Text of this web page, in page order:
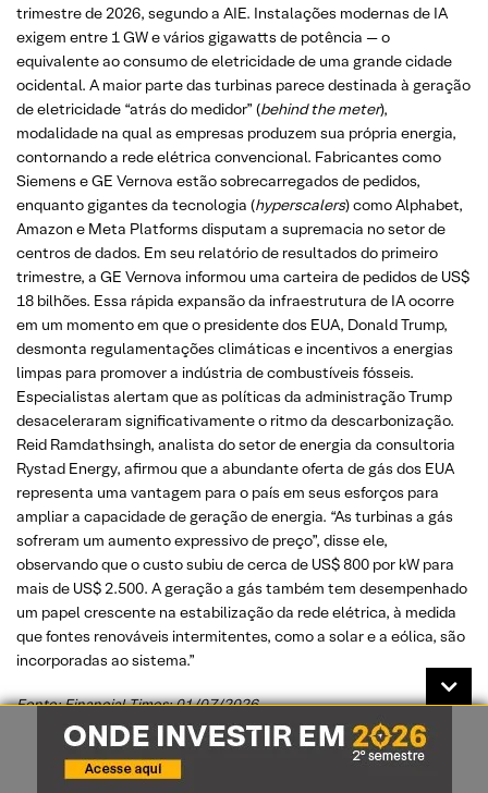
trimestre de 2026, segundo a AIE. Instalações modernas de IA
exigem entre 1 GW e vários gigawatts de potência — o
equivalente ao consumo de eletricidade de uma grande cidade
ocidental. A maior parte das turbinas parece destinada à geração
de eletricidade “atrás do medidor” (behind the meter),
modalidade na qual as empresas produzem sua própria energia,
contornando a rede elétrica convencional. Fabricantes como
Siemens e GE Vernova estão sobrecarregados de pedidos,
enquanto gigantes da tecnologia (hyperscalers) como Alphabet,
Amazon e Meta Platforms disputam a supremacia no setor de
centros de dados. Em seu relatório de resultados do primeiro
trimestre, a GE Vernova informou uma carteira de pedidos de US$
18 bilhões. Essa rápida expansão da infraestrutura de IA ocorre
em um momento em que o presidente dos EUA, Donald Trump,
desmonta regulamentações climáticas e incentivos a energias
limpas para promover a indústria de combustíveis fósseis.
Especialistas alertam que as políticas da administração Trump
desaceleraram significativamente o ritmo da descarbonização.
Reid Ramdathsingh, analista do setor de energia da consultoria
Rystad Energy, afirmou que a abundante oferta de gás dos EUA
representa uma vantagem para o país em seus esforços para
ampliar a capacidade de geração de energia. “As turbinas a gás
sofreram um aumento expressivo de preço”, disse ele,
observando que o custo subiu de cerca de US$ 800 por kW para
mais de US$ 2.500. A geração a gás também tem desempenhado
um papel crescente na estabilização da rede elétrica, à medida
que fontes renováveis ​​intermitentes, como a solar e a eólica, são
incorporadas ao sistema.”
Fonte: Financial Times; 01/07/2026
Índices ESG e suas performances